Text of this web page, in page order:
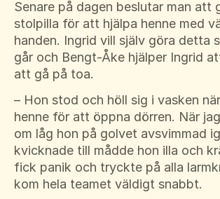
Senare på dagen beslutar man att
stolpilla för att hjälpa henne med
handen. Ingrid vill själv göra detta
går och Bengt-Åke hjälper Ingrid
att gå på toa.
– Hon stod och höll sig i vasken
henne för att öppna dörren. När
om låg hon på golvet avsvimmad
kvicknade till mådde hon illa och
fick panik och tryckte på alla
kom hela teamet väldigt snabbt.